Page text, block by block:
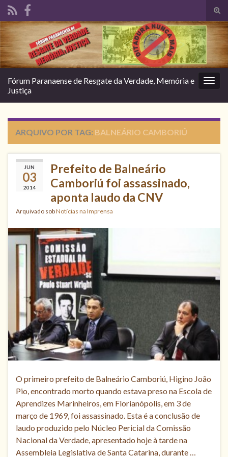
de
Search for:
Fórum Paranaense de Resgate da Verdade, Memória e
Justiça
ARQUIVO POR TAG: BALNEÁRIO CAMBORIÚ
JUN
03
2014
Prefeito de Balneário
Camboriú foi assassinado,
aponta laudo da CNV
Arquivado sobNotícias na Imprensa
O primeiro prefeito de Balneário Camboriú, Higino João
Pio, encontrado morto quando estava preso na Escola de
Aprendizes Marinheiros, em Florianópolis, em 3 de
março de 1969, foi assassinado. Esta é a conclusão de
laudo produzido pelo Núcleo Pericial da Comissão
Nacional da Verdade, apresentado hoje à tarde na
Assembleia Legislativa de Santa Catarina, durante …